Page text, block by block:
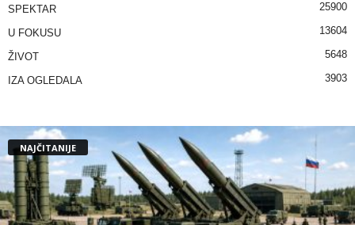
SPEKTAR 25900
U FOKUSU 13604
ŽIVOT 5648
IZA OGLEDALA 3903
NAJČITANIJE